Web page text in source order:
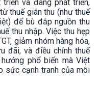
và đang phát triển,
thuế gián thu (như thuế
để bù đắp nguồn thu
thu nhập. Việc thu hẹp
giảm nhóm hàng hóa,
đãi, và điều chỉnh thuế
phổ biến mà Việt
sức cạnh tranh của môi